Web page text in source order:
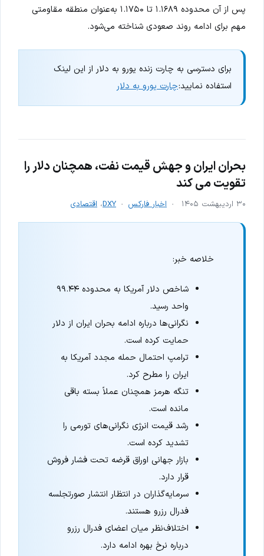
پس از آن محدوده ۱.۱۶۸۹ تا ۱.۱۷۵۰ به‌عنوان منطقه مقاومتی
مهم برای ادامه روند صعودی شناخته می‌شود.
برای دسترسی به چارت زنده یورو به دلار از این لینک
استفاده نمایید:چارت یورو به دلار
بحران ایران و جهش قیمت نفت، همچنان دلار را
تقویت می کند
۳۰ اردیبهشت ۱۴۰۵ اخبار فارکس DXY، اقتصادی
خلاصه خبر:
شاخص دلار آمریکا به محدوده ۹۹.۴۴
واحد رسید.
نگرانی‌ها درباره ادامه بحران ایران از دلار
حمایت کرده است.
ترامپ احتمال حمله مجدد آمریکا به
ایران را مطرح کرد.
تنگه هرمز همچنان عملاً بسته باقی
مانده است.
رشد قیمت انرژی نگرانی‌های تورمی را
تشدید کرده است.
بازار جهانی اوراق قرضه تحت فشار فروش
قرار دارد.
سرمایه‌گذاران در انتظار انتشار صورتجلسه
فدرال رزرو هستند.
اختلاف‌نظر میان اعضای فدرال رزرو
درباره نرخ بهره ادامه دارد.